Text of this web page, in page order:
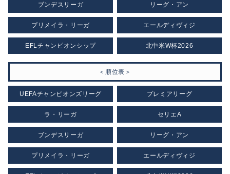
ブンデスリーガ リーグ・アン
プリメイラ・リーガ エールディヴィジ
EFLチャンピオンシップ 北中米W杯2026
＜順位表＞
UEFAチャンピオンズリーグ プレミアリーグ
ラ・リーガ セリエA
ブンデスリーガ リーグ・アン
プリメイラ・リーガ エールディヴィジ